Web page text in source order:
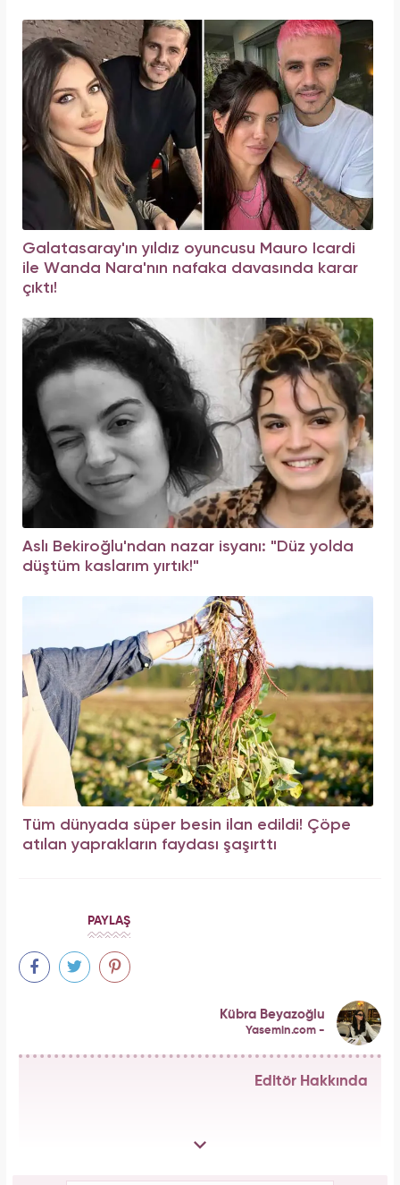
Galatasaray'ın yıldız oyuncusu Mauro Icardi
ile Wanda Nara'nın nafaka davasında karar
çıktı!
Aslı Bekiroğlu'ndan nazar isyanı: "Düz yolda
düştüm kaslarım yırtık!"
Tüm dünyada süper besin ilan edildi! Çöpe
atılan yaprakların faydası şaşırttı
PAYLAŞ
Kübra Beyazoğlu
Yasemin.com -
Editör Hakkında